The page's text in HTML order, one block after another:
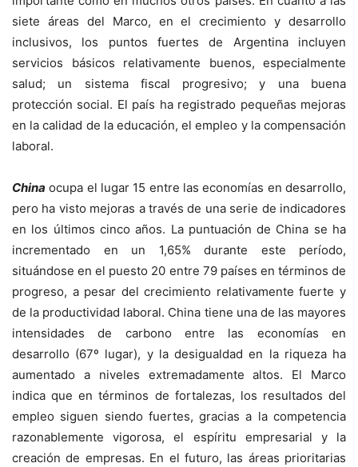
siete áreas del Marco, en el crecimiento y desarrollo
inclusivos, los puntos fuertes de Argentina incluyen
servicios básicos relativamente buenos, especialmente
salud; un sistema fiscal progresivo; y una buena
protección social. El país ha registrado pequeñas mejoras
en la calidad de la educación, el empleo y la compensación
laboral.
China ocupa el lugar 15 entre las economías en desarrollo,
pero ha visto mejoras a través de una serie de indicadores
en los últimos cinco años. La puntuación de China se ha
incrementado en un 1,65% durante este período,
situándose en el puesto 20 entre 79 países en términos de
progreso, a pesar del crecimiento relativamente fuerte y
de la productividad laboral. China tiene una de las mayores
intensidades de carbono entre las economías en
desarrollo (67º lugar), y la desigualdad en la riqueza ha
aumentado a niveles extremadamente altos. El Marco
indica que en términos de fortalezas, los resultados del
empleo siguen siendo fuertes, gracias a la competencia
razonablemente vigorosa, el espíritu empresarial y la
creación de empresas. En el futuro, las áreas prioritarias